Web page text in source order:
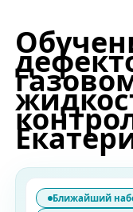
Ближайший